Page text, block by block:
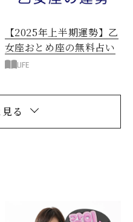
【2025年上半期運勢】乙
女座おとめ座の無料占い
LIFE
る